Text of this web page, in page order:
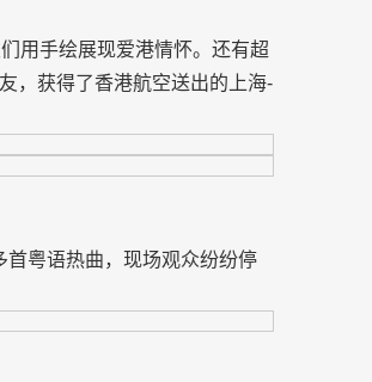
用手绘展现爱港情怀。还有超
，获得了香港航空送出的上海-
粤语热曲，现场观众纷纷停